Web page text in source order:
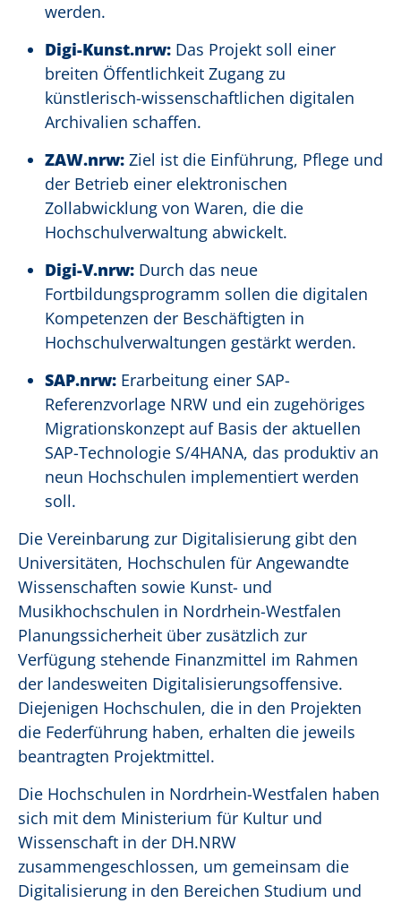
werden.
Digi-Kunst.nrw: Das Projekt soll einer
breiten Öffentlichkeit Zugang zu
künstlerisch-wissenschaftlichen digitalen
Archivalien schaffen.
ZAW.nrw: Ziel ist die Einführung, Pflege und
der Betrieb einer elektronischen
Zollabwicklung von Waren, die die
Hochschulverwaltung abwickelt.
Digi-V.nrw: Durch das neue
Fortbildungsprogramm sollen die digitalen
Kompetenzen der Beschäftigten in
Hochschulverwaltungen gestärkt werden.
SAP.nrw: Erarbeitung einer SAP-
Referenzvorlage NRW und ein zugehöriges
Migrationskonzept auf Basis der aktuellen
SAP-Technologie S/4HANA, das produktiv an
neun Hochschulen implementiert werden
soll.
Die Vereinbarung zur Digitalisierung gibt den
Universitäten, Hochschulen für Angewandte
Wissenschaften sowie Kunst- und
Musikhochschulen in Nordrhein-Westfalen
Planungssicherheit über zusätzlich zur
Verfügung stehende Finanzmittel im Rahmen
der landesweiten Digitalisierungsoffensive.
Diejenigen Hochschulen, die in den Projekten
die Federführung haben, erhalten die jeweils
beantragten Projektmittel.
Die Hochschulen in Nordrhein-Westfalen haben
sich mit dem Ministerium für Kultur und
Wissenschaft in der DH.NRW
zusammengeschlossen, um gemeinsam die
Digitalisierung in den Bereichen Studium und